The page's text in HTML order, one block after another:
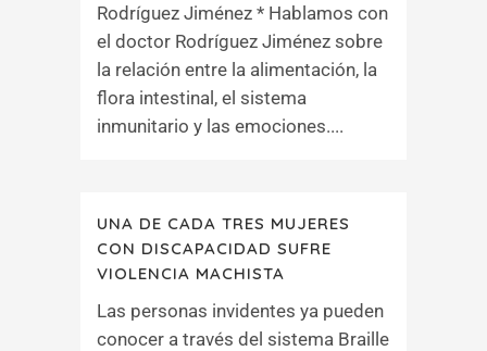
Rodríguez Jiménez * Hablamos con
el doctor Rodríguez Jiménez sobre
la relación entre la alimentación, la
flora intestinal, el sistema
inmunitario y las emociones....
UNA DE CADA TRES MUJERES
CON DISCAPACIDAD SUFRE
VIOLENCIA MACHISTA
Las personas invidentes ya pueden
conocer a través del sistema Braille